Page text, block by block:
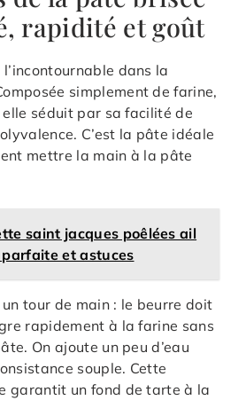
rapidité et goût
dans la
simplement de farine,
séduit par sa facilité de
C’est la pâte idéale
mettre la main à la pâte
saint jacques poêlées ail
parfaite et astuces
tour de main : le beurre doit
rapidement à la farine sans
On ajoute un peu d’eau
souple. Cette
garantit un fond de tarte à la